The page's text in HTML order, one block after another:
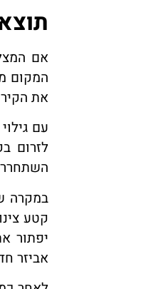
אם
המקום
את
עם
לזרום
השתחרר
במקרה
קטע
יפתור
אביזר